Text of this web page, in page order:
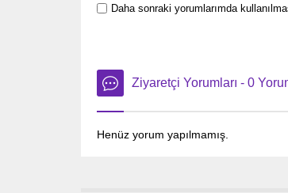
Daha sonraki yorumlarımda
Ziyaretçi Yorumları - 0
Henüz yorum yapılmamış.